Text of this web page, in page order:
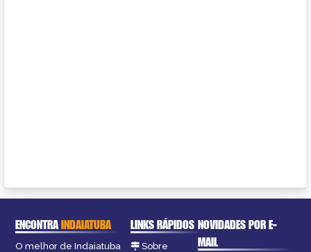
ENCONTRAINDAIATUBA
O melhor de Indaiatuba
LINKS RÁPIDOS
Sobre
NOVIDADES POR E-
MAIL